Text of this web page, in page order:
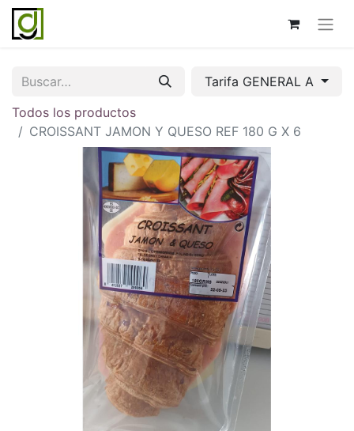
Tarifa GENERAL A
Todos los productos
CROISSANT JAMON Y QUESO REF 180 G X 6